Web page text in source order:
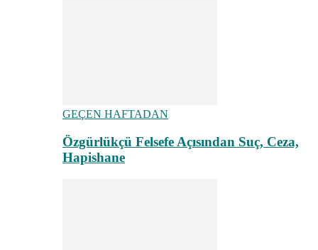
GEÇEN HAFTADAN
Özgürlükçü Felsefe Açısından Suç, Ceza,
Hapishane